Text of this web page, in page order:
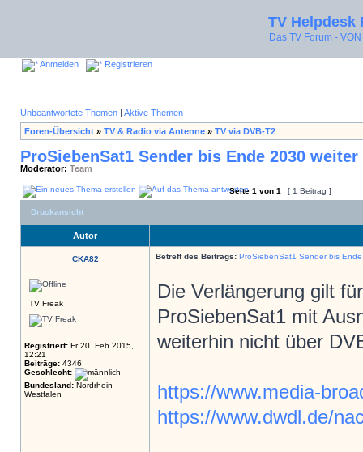
TV Helpdesk
Das TV Forum -
Anmelden Registrieren
Unbeantwortete Themen | Aktive Themen
Foren-Übersicht » TV & Radio via Antenne » TV via DVB-T2
ProSiebenSat1 Sender bis Ende 2030 weiter
Moderator: Team
Seite 1 von 1 [ 1 Beitrag ]
Druckansicht
Autor
CKA82 Betreff des Beitrags: ProSiebenSat1 Sender bis
TV Freak
Registriert: Fr 20. Feb 2015,
12:21
Beiträge: 4346
Geschlecht:
Bundesland: Nordrhein-
Westfalen
Die Verlängerung gilt
ProSiebenSat1 mit
weiterhin nicht über
https://www.media-
https://www.dwdl.de/